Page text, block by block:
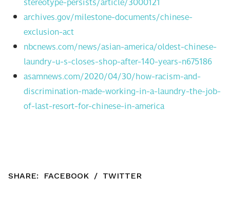
archives.gov/milestone-documents/chinese-
exclusion-act
nbcnews.com/news/asian-america/oldest-chinese-
laundry-u-s-closes-shop-after-140-years-n675186
asamnews.com/2020/04/30/how-racism-and-
discrimination-made-working-in-a-laundry-the-job-
of-last-resort-for-chinese-in-america
SHARE: FACEBOOK / TWITTER